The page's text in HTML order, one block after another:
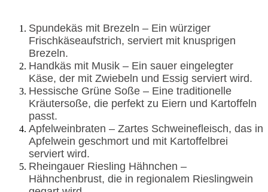
Spundekäs mit Brezeln – Ein würziger
Frischkäseaufstrich, serviert mit knusprigen
Brezeln.
Handkäs mit Musik – Ein sauer eingelegter
Käse, der mit Zwiebeln und Essig serviert wird.
Hessische Grüne Soße – Eine traditionelle
Kräutersoße, die perfekt zu Eiern und Kartoffeln
passt.
Apfelweinbraten – Zartes Schweinefleisch, das in
Apfelwein geschmort und mit Kartoffelbrei
serviert wird.
Rheingauer Riesling Hähnchen –
Hähnchenbrust, die in regionalem Rieslingwein